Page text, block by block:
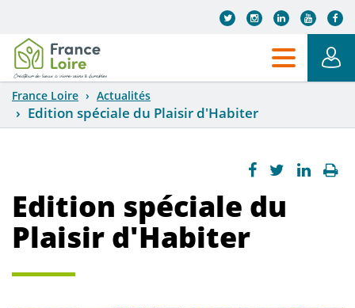
France Loire Actualités
Edition spéciale du Plaisir d'Habiter
Edition spéciale du
Plaisir d'Habiter